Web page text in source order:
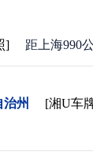
] 距上海990
州 [湘U车